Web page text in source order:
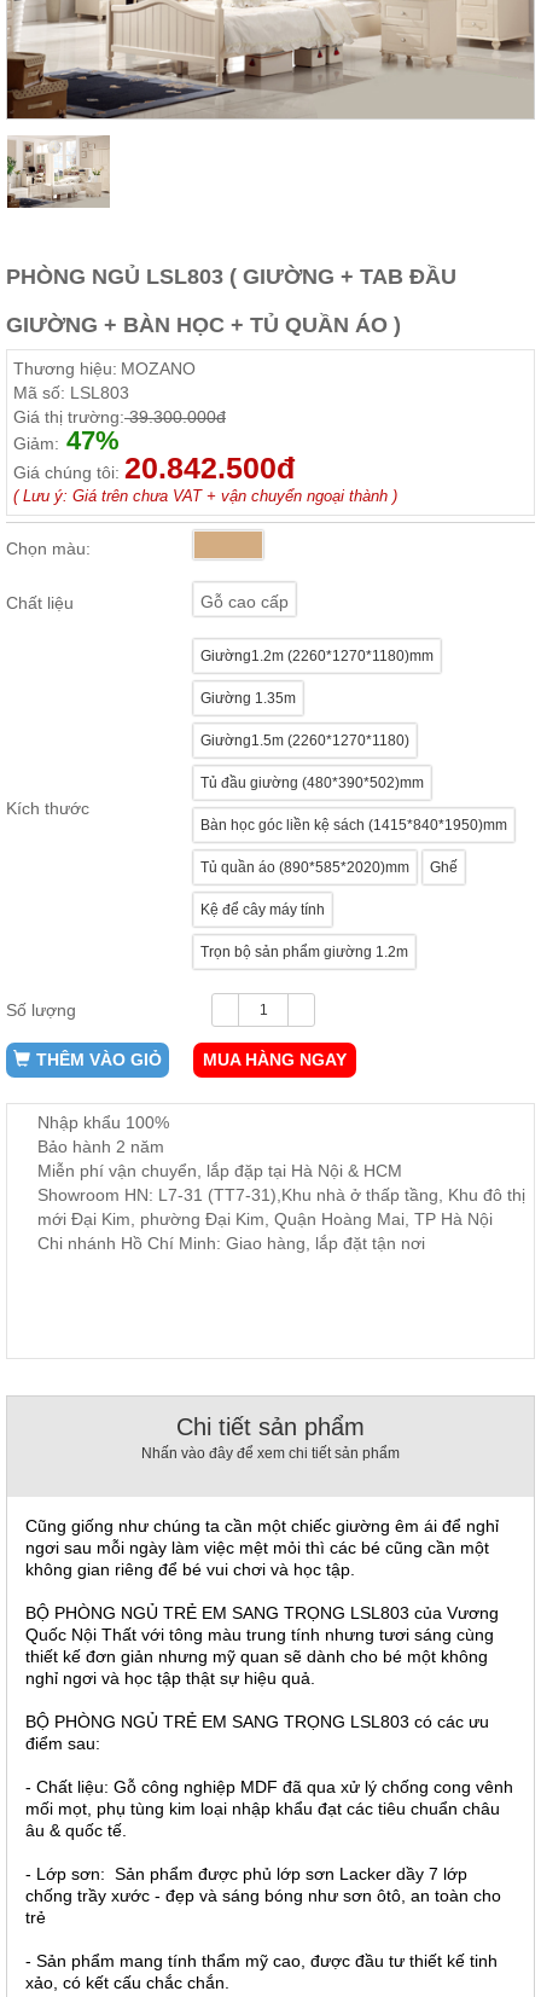
Thất
Phòng
Khách
Sofa,
tủ
Bàn
trà...
Nội
Phòng
ngủ, tủ
áo, bàn
trang
điểm
Nội
Phòng
Ăn
ăn,
kệ
Bàn
Trang
Trí
Cây
cảnh
Nội
Thất
PHÒNG NGỦ LSL803 ( GIƯỜNG + TAB ĐẦU
GIƯỜNG + BÀN HỌC + TỦ QUẦN ÁO )
Thương hiệu: MOZANO
Mã số: LSL803
Giá thị trường:39.300.000đ
Giảm: 47%
Giá chúng tôi: 20.842.500đ
( Lưu ý: Giá trên chưa VAT + vận chuyển ngoại thành )
Chọn màu:
Chất liệu Gỗ cao cấp
Kích thước
Giường1.2m (2260*1270*1180)mm
Giường 1.35m
Giường1.5m (2260*1270*1180)
Tủ đầu giường (480*390*502)mm
Bàn học góc liền kệ sách (1415*840*1950)mm
Tủ quần áo (890*585*2020)mm Ghế
Kệ để cây máy tính
Trọn bộ sản phẩm giường 1.2m
Số lượng
THÊM VÀO GIỎ MUA HÀNG NGAY
Nhập khẩu 100%
Bảo hành 2 năm
Miễn phí vận chuyển, lắp đặp tại Hà Nội & HCM
Showroom HN: L7-31 (TT7-31),Khu nhà ở thấp tầng, Khu đô thị
mới Đại Kim, phường Đại Kim, Quận Hoàng Mai, TP Hà Nội
Chi nhánh Hồ Chí Minh: Giao hàng, lắp đặt tận nơi
Chi tiết sản phẩm
Nhấn vào đây để xem chi tiết sản phẩm
Cũng giống như chúng ta cần một chiếc giường êm ái để nghỉ
ngơi sau mỗi ngày làm việc mệt mỏi thì các bé cũng cần một
không gian riêng để bé vui chơi và học tập.
BỘ PHÒNG NGỦ TRẺ EM SANG TRỌNG LSL803 của Vương
Quốc Nội Thất với tông màu trung tính nhưng tươi sáng cùng
thiết kế đơn giản nhưng mỹ quan sẽ dành cho bé một không
nghỉ ngơi và học tập thật sự hiệu quả.
BỘ PHÒNG NGỦ TRẺ EM SANG TRỌNG LSL803 có các ưu
điểm sau:
- Chất liệu: Gỗ công nghiệp MDF đã qua xử lý chống cong vênh
mối mọt, phụ tùng kim loại nhập khẩu đạt các tiêu chuẩn châu
âu & quốc tế.
- Lớp sơn: Sản phẩm được phủ lớp sơn Lacker dầy 7 lớp
chống trầy xước - đẹp và sáng bóng như sơn ôtô, an toàn cho
trẻ
- Sản phẩm mang tính thẩm mỹ cao, được đầu tư thiết kế tinh
xảo, có kết cấu chắc chắn.